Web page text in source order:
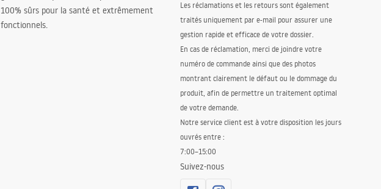
100% sûrs pour la santé et extrêmement
fonctionnels.
Les réclamations et les retours sont également
traités uniquement par e-mail pour assurer une
gestion rapide et efficace de votre dossier.
En cas de réclamation, merci de joindre votre
numéro de commande ainsi que des photos
montrant clairement le défaut ou le dommage du
produit, afin de permettre un traitement optimal
de votre demande.
Notre service client est à votre disposition les jours
ouvrés entre :
7:00–15:00
Suivez-nous